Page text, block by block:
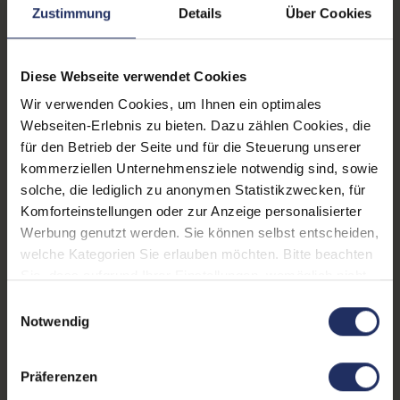
Zustimmung Details Über Cookies
Diese Webseite verwendet Cookies
Wir verwenden Cookies, um Ihnen ein optimales
Webseiten-Erlebnis zu bieten. Dazu zählen Cookies, die
für den Betrieb der Seite und für die Steuerung unserer
kommerziellen Unternehmensziele notwendig sind, sowie
solche, die lediglich zu anonymen Statistikzwecken, für
Komforteinstellungen oder zur Anzeige personalisierter
Werbung genutzt werden. Sie können selbst entscheiden,
welche Kategorien Sie erlauben möchten. Bitte beachten
Weitere Informationen finden Sie in
Notwendig
Präferenzen
GHz
Prozessorkerne:
Datenspeicher: 500 GB SSD
Arbeitsspeicher: 16 GB DDR4
Webcam: Ja
LTE: Ja
Schnittstellen:
1x Audio / Mikrofon - 3.5